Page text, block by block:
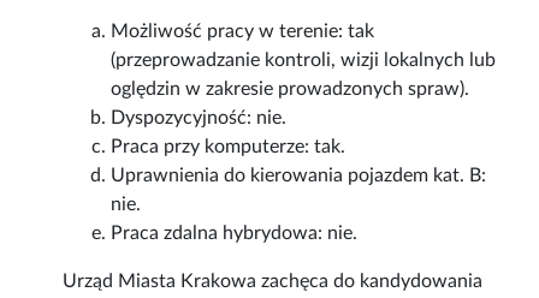
Możliwość pracy w terenie: tak
(przeprowadzanie kontroli, wizji lokalnych lub
oględzin w zakresie prowadzonych spraw).
Dyspozycyjność: nie.
Praca przy komputerze: tak.
Uprawnienia do kierowania pojazdem kat. B:
nie.
Praca zdalna hybrydowa: nie.
Urząd Miasta Krakowa zachęca do kandydowania